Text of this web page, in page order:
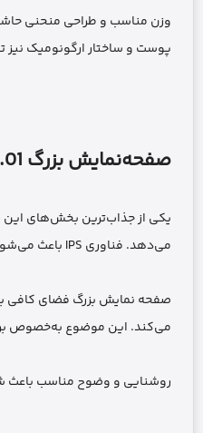
وزن مناسب و طراحی منحنی
پوست و ساختار ارگونومیک نیز
صفحه‌نمایش بزرگ 2.01 اینچی IPS
می‌دهد. فناوری IPS باعث می‌شود رنگ‌ها طبیعی‌تر، کنتراست بهتر و زاویه دید گسترده‌تری ارائه گردد.
صفحه نمایش بزرگ فضای کافی
می‌کند. این موضوع به‌خصوص
روشنایی و وضوح مناسب باعث